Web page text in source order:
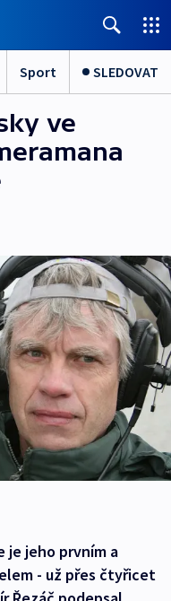
Sport SLEDOVAT
ve
je jeho prvním a
- už přes čtyřicet